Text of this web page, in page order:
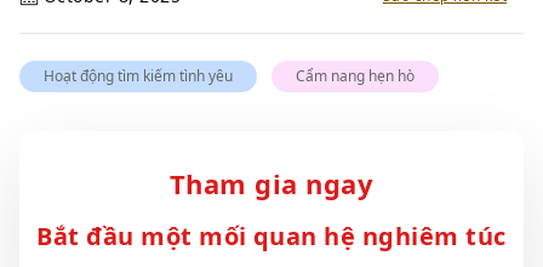
Hoạt động tìm kiếm tình yêu Cẩm nang hẹn hò
Tham gia ngay
Bắt đầu một mối quan hệ nghiêm túc